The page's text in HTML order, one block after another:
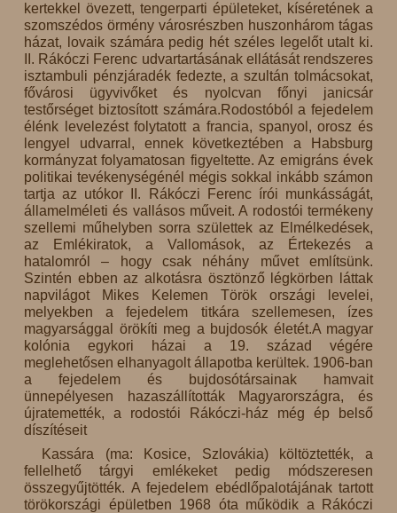
kertekkel övezett, tengerparti épületeket, kíséretének a
szomszédos örmény városrészben huszonhárom tágas
házat, lovaik számára pedig hét széles legelőt utalt ki.
II. Rákóczi Ferenc udvartartásának ellátását rendszeres
isztambuli pénzjáradék fedezte, a szultán tolmácsokat,
fővárosi ügyvivőket és nyolcvan főnyi janicsár
testőrséget biztosított számára.Rodostóból a fejedelem
élénk levelezést folytatott a francia, spanyol, orosz és
lengyel udvarral, ennek következtében a Habsburg
kormányzat folyamatosan figyeltette. Az emigráns évek
politikai tevékenységénél mégis sokkal inkább számon
tartja az utókor II. Rákóczi Ferenc írói munkásságát,
államelméleti és vallásos műveit. A rodostói termékeny
szellemi műhelyben sorra születtek az Elmélkedések,
az Emlékiratok, a Vallomások, az Értekezés a
hatalomról – hogy csak néhány művet említsünk.
Szintén ebben az alkotásra ösztönző légkörben láttak
napvilágot Mikes Kelemen Török országi levelei,
melyekben a fejedelem titkára szellemesen, ízes
magyarsággal örökíti meg a bujdosók életét.A magyar
kolónia egykori házai a 19. század végére
meglehetősen elhanyagolt állapotba kerültek. 1906-ban
a fejedelem és bujdosótársainak hamvait
ünnepélyesen hazaszállították Magyarországra, és
újratemették, a rodostói Rákóczi-ház még ép belső
díszítéseit
Kassára (ma: Kosice, Szlovákia) költöztették, a
fellelhető tárgyi emlékeket pedig módszeresen
összegyűjtötték. A fejedelem ebédlőpalotájának tartott
törökországi épületben 1968 óta működik a Rákóczi